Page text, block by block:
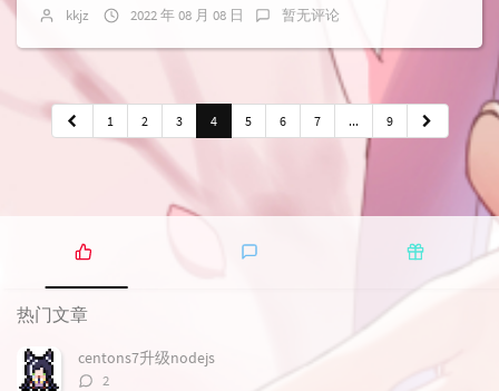
kkjz 2022 年 08 月 08 日 暂无评论
1 2 3 4 5 6 7 ... 9
热
门
文
随
热门文章
centons7升级nodejs
评
2